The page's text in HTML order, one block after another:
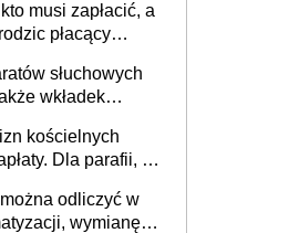
musi zapłacić, a
płacący
słuchowych
wkładek
kościelnych
Dla parafii, na
religijnyodliczyć w
wymianę